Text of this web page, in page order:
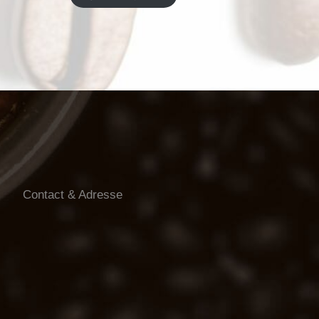
Contact & Adresse